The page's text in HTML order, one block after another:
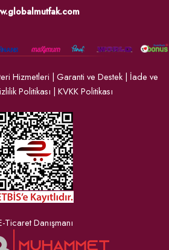
Hizmetleri | Garanti ve Destek| İade ve
Politikası | KVKK Politikası
Ticaret Danışmanı